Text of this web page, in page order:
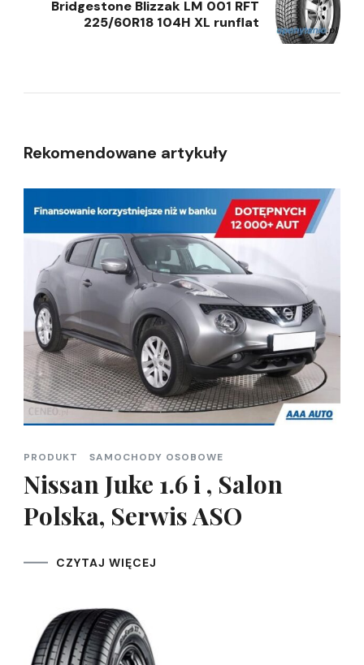
Bridgestone Blizzak LM 001 RFT
225/60R18 104H XL runflat
Rekomendowane artykuły
PRODUKT SAMOCHODY OSOBOWE
Nissan Juke 1.6 i , Salon
Polska, Serwis ASO
CZYTAJ WIĘCEJ